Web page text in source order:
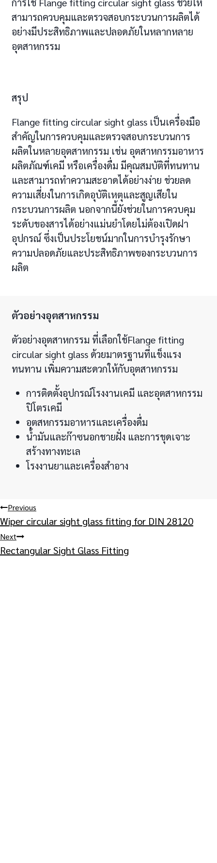
สามารถควบคุมและตรวจสอบกระบวนการผลิตได้
อย่างมีประสิทธิภาพและปลอดภัยในหลากหลาย
อุตสาหกรรม
สรุป
Flange fitting circular sight glass เป็นเครื่องมือ
สำคัญในการควบคุมและตรวจสอบกระบวนการ
ผลิตในหลายอุตสาหกรรม เช่น อุตสาหกรรมอาหาร
ผลิตภัณฑ์เคมี หรือเครื่องดื่ม มีคุณสมบัติที่ทนทาน
และสามารถทำความสะอาดได้อย่างง่าย ช่วยลด
ความเสี่ยงในการเกิดอุบัติเหตุและสูญเสียใน
กระบวนการผลิต นอกจากนี้ยังช่วยในการควบคุม
ระดับของสารได้อย่างแม่นยำโดยไม่ต้องเปิดฝา
อุปกรณ์ ซึ่งเป็นประโยชน์มากในการบำรุงรักษา
ความปลอดภัยและประสิทธิภาพของกระบวนการ
ผลิต
ตัวอย่างอุตสาหกรรม
ตัวอย่างอุตสาหกรรม ที่เลือกใช้Flange fitting
circular sight glass ด้วยมาตรฐานที่แข็งแรง
ทนทาน เพิ่มความสะดวกให้กับอุตสาหกรรม
การติดตั้งอุปกรณ์โรงงานเคมี และอุตสาหกรรม
ปิโตรเคมี
อุตสหกรรมอาหารและเครื่องดื่ม
น้ำมันและก๊าซนอกชายฝั่ง และการขุดเจาะ
สร้างทางทะเล
โรงงานยาและเครื่องสำอาง
Post
navigation
Previous
Wiper circular sight glass fitting for DIN 28120
Next
Rectangular Sight Glass Fitting